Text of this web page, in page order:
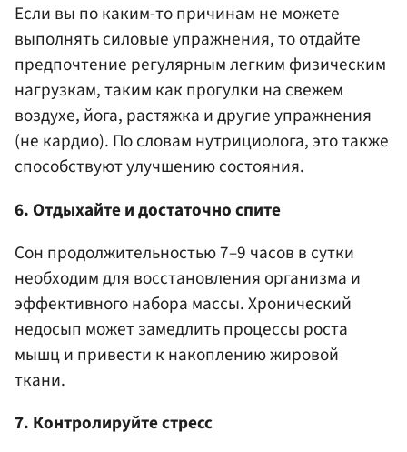
Если вы по каким-то причинам не можете
выполнять силовые упражнения, то отдайте
предпочтение регулярным легким физическим
нагрузкам, таким как прогулки на свежем
воздухе, йога, растяжка и другие упражнения
(не кардио). По словам нутрициолога, это также
способствуют улучшению состояния.
6. Отдыхайте и достаточно спите
Сон продолжительностью 7–9 часов в сутки
необходим для восстановления организма и
эффективного набора массы. Хронический
недосып может замедлить процессы роста
мышц и привести к накоплению жировой
ткани.​
7. Контролируйте стресс